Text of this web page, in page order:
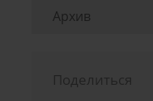
Архив
Поделиться